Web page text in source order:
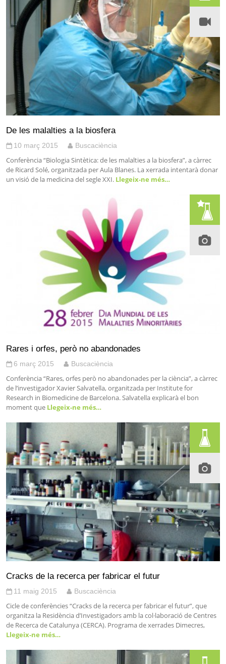
De les malalties a la biosfera
10 març 2015 Buscaciència
Conferència “Biologia Sintètica: de les malalties a la biosfera”, a càrrec
de Ricard Solé, organitzada per Aula Blanes. La xerrada intentarà donar
un visió de la medicina del segle XXI. Llegeix-ne més…
Rares i orfes, però no abandonades
6 març 2015 Buscaciència
Conferència “Rares, orfes però no abandonades per la ciència”, a càrrec
de l’investigador Xavier Salvatella, organitzada per Institute for
Research in Biomedicine de Barcelona. Salvatella explicarà el bon
moment que Llegeix-ne més…
Cracks de la recerca per fabricar el futur
11 maig 2015 Buscaciència
Cicle de conferències “Cracks de la recerca per fabricar el futur”, que
organitza la Residència d’Investigadors amb la col·laboració de Centres
de Recerca de Catalunya (CERCA). Programa de xerrades Dimecres,
Llegeix-ne més…